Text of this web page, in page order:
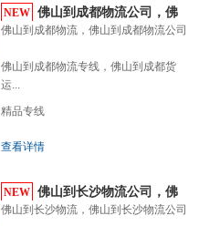
NEW
佛山到成都物流公司，佛
山到...
佛山到成都物流，佛山到成都物流公司
佛山到成都物流专线，佛山到成都货
运...
精品专线
查看详情
NEW
佛山到长沙物流公司，佛
山到...
佛山到长沙物流，佛山到长沙物流公司